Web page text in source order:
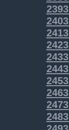
2393
2403
2413
2423
2433
2443
2453
2463
2473
2483